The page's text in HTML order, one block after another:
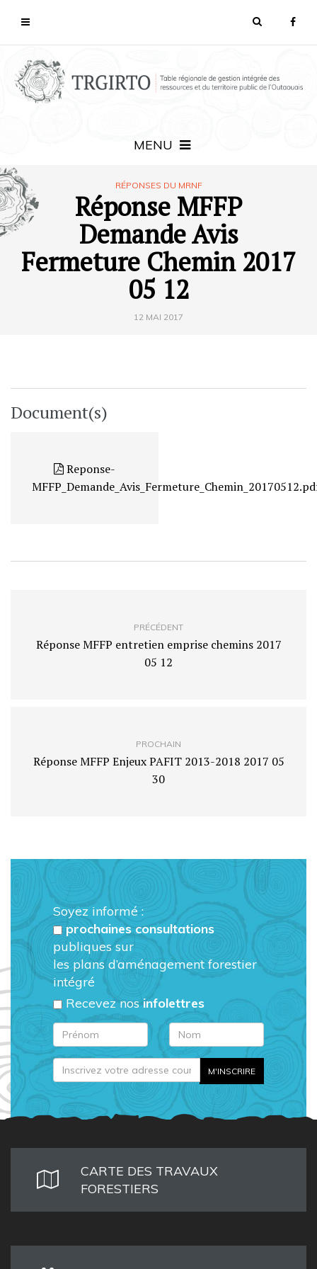
MENU
RÉPONSES DU MRNF
Réponse MFFP
Demande Avis
Fermeture Chemin 2017
05 12
12 MAI 2017
Document(s)
Reponse-
PRÉCÉDENT
Réponse MFFP entretien emprise chemins 2017
05 12
PROCHAIN
Réponse MFFP Enjeux PAFIT 2013-2018 2017 05
30
Soyez informé :
prochaines consultations
publiques sur
les plans d’aménagement forestier
intégré
Recevez nosinfolettres
CARTE DES TRAVAUX
FORESTIERS